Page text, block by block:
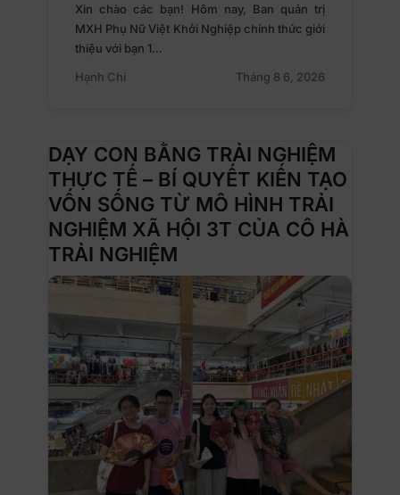
Xin chào các bạn! Hôm nay, Ban quản trị
MXH Phụ Nữ Việt Khởi Nghiệp chính thức giới
thiệu với bạn 1…
Hạnh Chi
Tháng 8 6, 2026
DẠY CON BẰNG TRẢI NGHIỆM
THỰC TẾ – BÍ QUYẾT KIẾN TẠO
VỐN SỐNG TỪ MÔ HÌNH TRẢI
NGHIỆM XÃ HỘI 3T CỦA CÔ HÀ
TRẢI NGHIỆM